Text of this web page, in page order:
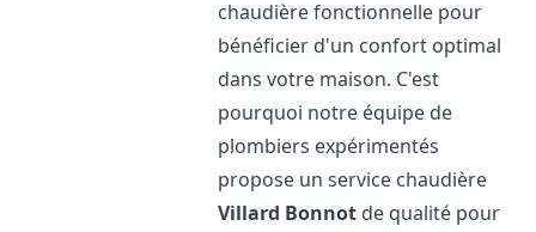
chaudière fonctionnelle pour
bénéficier d'un confort optimal
dans votre maison. C'est
pourquoi notre équipe de
plombiers expérimentés
propose un service chaudière
Villard Bonnot de qualité pour